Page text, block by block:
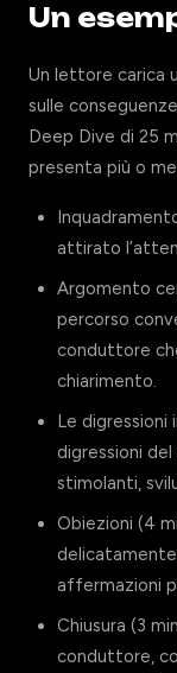
Un
Un lettore carica
sulle
Deep Dive di 25
presenta più o
attirato
Argomento
percorso
conduttore
chiarimento.
Le digressioni
digressioni
stimolanti,
Obiezioni (4
affermazioni
Chiusura (3
conduttore,